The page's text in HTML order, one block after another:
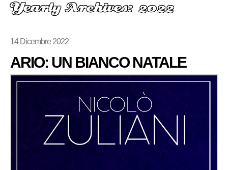
Yearly Archives: 2022
14 Dicembre 2022
ARIO: UN BIANCO NATALE